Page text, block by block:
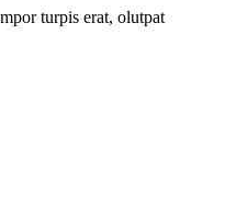
turpis erat, olutpat